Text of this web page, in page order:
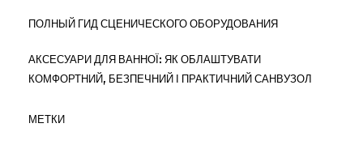
ПОЛНЫЙ ГИД СЦЕНИЧЕСКОГО ОБОРУДОВАНИЯ
АКСЕСУАРИ ДЛЯ ВАННОЇ: ЯК ОБЛАШТУВАТИ
КОМФОРТНИЙ, БЕЗПЕЧНИЙ І ПРАКТИЧНИЙ САНВУЗОЛ
МЕТКИ